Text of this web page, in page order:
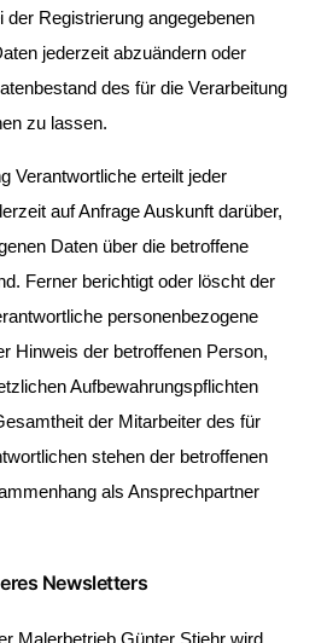
der Registrierung angegebenen
jederzeit abzuändern oder
des für die Verarbeitung
zu lassen.
Verantwortliche erteilt jeder
auf Anfrage Auskunft darüber,
Daten über die betroffene
Ferner berichtigt oder löscht der
personenbezogene
Hinweis der betroffenen Person,
Aufbewahrungspflichten
der Mitarbeiter des für
stehen der betroffenen
als Ansprechpartner
Newsletters